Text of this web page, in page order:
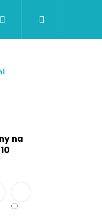
BAZAR
Přihlášení
na
Následující